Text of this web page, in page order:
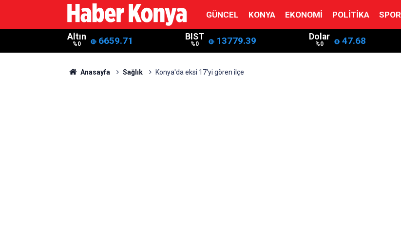
GÜNCEL KONYA EKONOMI POLITIKA SPOR
Altın
%0 6659.71 BIST
%0 13779.39 Dolar
%0 47.68
Anasayfa Sağlık Konya'da eksi 17'yi gören ilçe